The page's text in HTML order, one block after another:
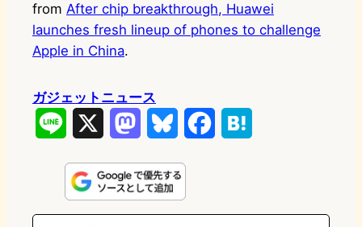
from After chip breakthrough, Huawei
launches fresh lineup of phones to challenge
Apple in China.
ガジェットニュース
n
e
s
t
u
e
e
e